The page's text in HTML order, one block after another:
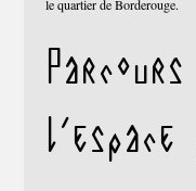
le quartier de Borderouge.